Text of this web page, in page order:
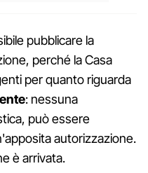
pubblicare la
perché la Casa
per quanto riguarda
: nessuna
può essere
autorizzazione.
è arrivata.